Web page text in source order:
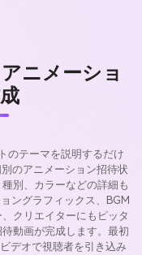
ニメーショ
のテーマを説明するだけ
のアニメーション招待状
別、カラーなどの詳細も
ングラフィックス、BGM
クリエイターにもピッタ
動画が完成します。最初
デオで視聴者を引き込み